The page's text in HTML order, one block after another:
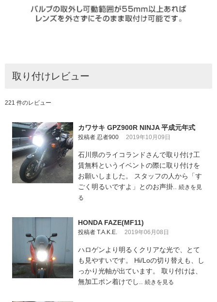
取り付けレビュー
221 件のレビュー
カワサキ GPZ900R NINJA 平成元年式
投稿者 忍者900 2019年10月09日
石川県のライコランドさんで取り付け工
賃無料というイベントの際に取り付けを
お願いしました。 スタッフの人から「す
ごく明るいですよ」とのお声掛.. 続きを見
る
HONDA FAZE(MF11)
投稿者 T.A.K.E. 2019年06月08日
ハロゲンより明るくクリアな光で、とて
も見やすいです。 Hi/Loの切り替えも、し
っかり光軸が出ています。 取り付けは、
無加工ポン着けでし.. 続きを見る